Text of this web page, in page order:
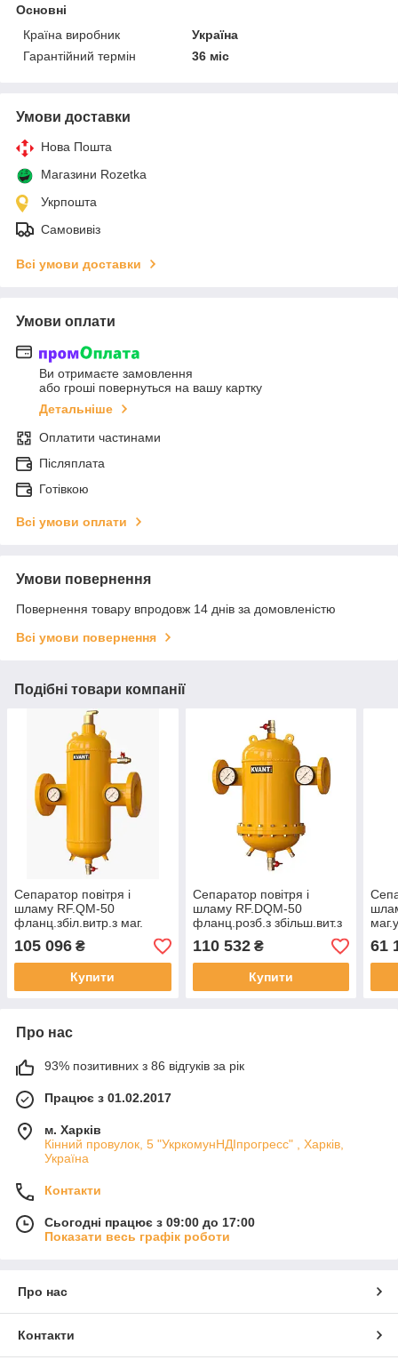
Основні
Країна виробник
Україна
Гарантійний термін
36 міс
Умови доставки
Нова Пошта
Магазини Rozetka
Укрпошта
Самовивіз
Всі умови доставки
Умови оплати
Ви отримаєте замовлення
або гроші повернуться на вашу картку
Детальніше
Оплатити частинами
Післяплата
Готівкою
Всі умови оплати
Умови повернення
Повернення товару впродовж 14 днів за домовленістю
Всі умови повернення
Подібні товари компанії
Сепаратор повітря і
шламу RF.QМ-50
фланц.збіл.витр.з маг.
DisAir DiRT
105 096 ₴
Купити
Сепаратор повітря і
шламу RF.DQМ-50
фланц.розб.з збільш.вит.з
KVANT DisAir DiRT
110 532₴
Купити
61
Про нас
93% позитивних з 86 відгуків за рік
Працює з 01.02.2017
м. Харків
Кінний провулок, 5 "УкркомунНДІпрогресс" , Харків,
Україна
Контакти
Сьогодні працює з 09:00 до 17:00
Показати весь графік роботи
Про нас
Контакти